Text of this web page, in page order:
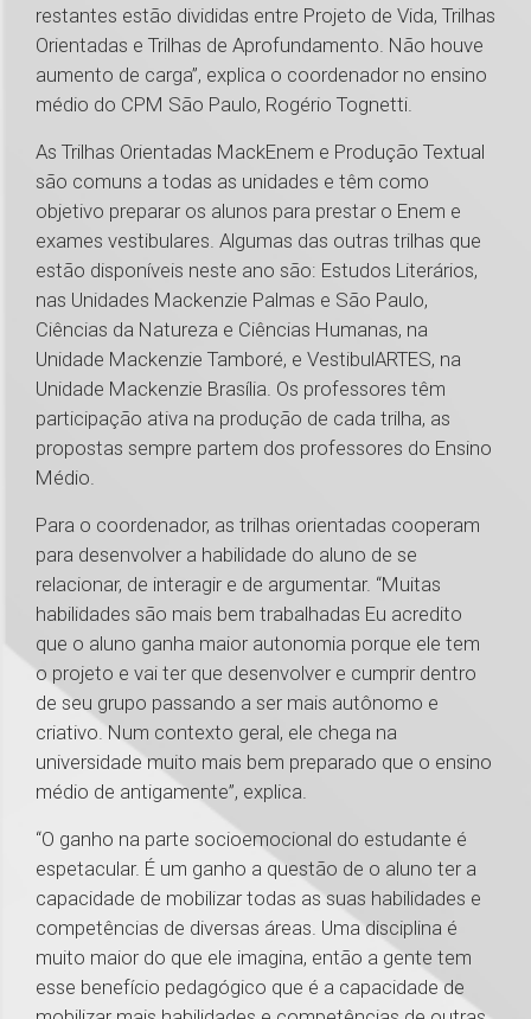
restantes estão divididas entre Projeto de Vida, Trilhas
Orientadas e Trilhas de Aprofundamento. Não houve
aumento de carga”, explica o coordenador no ensino
médio do CPM São Paulo, Rogério Tognetti.
As Trilhas Orientadas MackEnem e Produção Textual
são comuns a todas as unidades e têm como
objetivo preparar os alunos para prestar o Enem e
exames vestibulares. Algumas das outras trilhas que
estão disponíveis neste ano são: Estudos Literários,
nas Unidades Mackenzie Palmas e São Paulo,
Ciências da Natureza e Ciências Humanas, na
Unidade Mackenzie Tamboré, e VestibulARTES, na
Unidade Mackenzie Brasília. Os professores têm
participação ativa na produção de cada trilha, as
propostas sempre partem dos professores do Ensino
Médio.
Para o coordenador, as trilhas orientadas cooperam
para desenvolver a habilidade do aluno de se
relacionar, de interagir e de argumentar. “Muitas
habilidades são mais bem trabalhadas Eu acredito
que o aluno ganha maior autonomia porque ele tem
o projeto e vai ter que desenvolver e cumprir dentro
de seu grupo passando a ser mais autônomo e
criativo. Num contexto geral, ele chega na
universidade muito mais bem preparado que o ensino
médio de antigamente”, explica.
“O ganho na parte socioemocional do estudante é
espetacular. É um ganho a questão de o aluno ter a
capacidade de mobilizar todas as suas habilidades e
competências de diversas áreas. Uma disciplina é
muito maior do que ele imagina, então a gente tem
esse benefício pedagógico que é a capacidade de